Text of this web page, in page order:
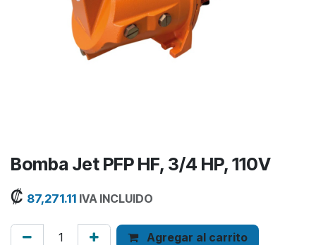
Bomba Jet PFP HF, 3/4 HP, 110V
₡ 87,271.11 IVA INCLUIDO
Agregar al carrito